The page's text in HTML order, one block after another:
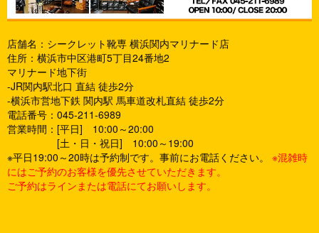
店舗名：シークレット靴専 横浜関内マリナード店
住所：横浜市中区港町5丁目24番地2
マリナード地下街
-JR関内駅北口 直結 徒歩2分
-横浜市営地下鉄 関内駅 馬車道改札直結 徒歩2分
電話番号：045-211-6989
営業時間：[平日] 10:00～20:00
[土・日・祝日] 10:00～19:00
※平日19:00～20時は予約制です。事前にお電話ください。 ※混雑時
にはご予約のお客様を優先させていただきます。
ご予約はラインまたは電話にてお願いします。